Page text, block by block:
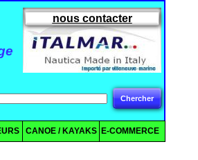
CANOE / KAYAKS E-COMMERCE
Chercher
nous contacter